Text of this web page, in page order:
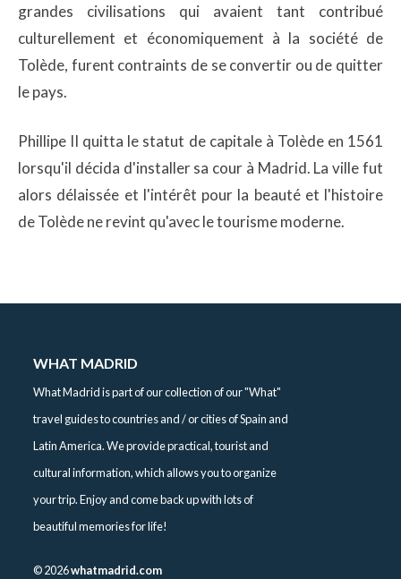
grandes civilisations qui avaient tant contribué
culturellement et économiquement à la société de
Tolède, furent contraints de se convertir ou de quitter
le pays.
Phillipe II quitta le statut de capitale à Tolède en 1561
lorsqu'il décida d'installer sa cour à Madrid. La ville fut
alors délaissée et l'intérêt pour la beauté et l'histoire
de Tolède ne revint qu'avec le tourisme moderne.
WHAT MADRID
What Madrid is part of our collection of our "What"
travel guides to countries and / or cities of Spain and
Latin America. We provide practical, tourist and
cultural information, which allows you to organize
your trip. Enjoy and come back up with lots of
beautiful memories for life!
©2026whatmadrid.com